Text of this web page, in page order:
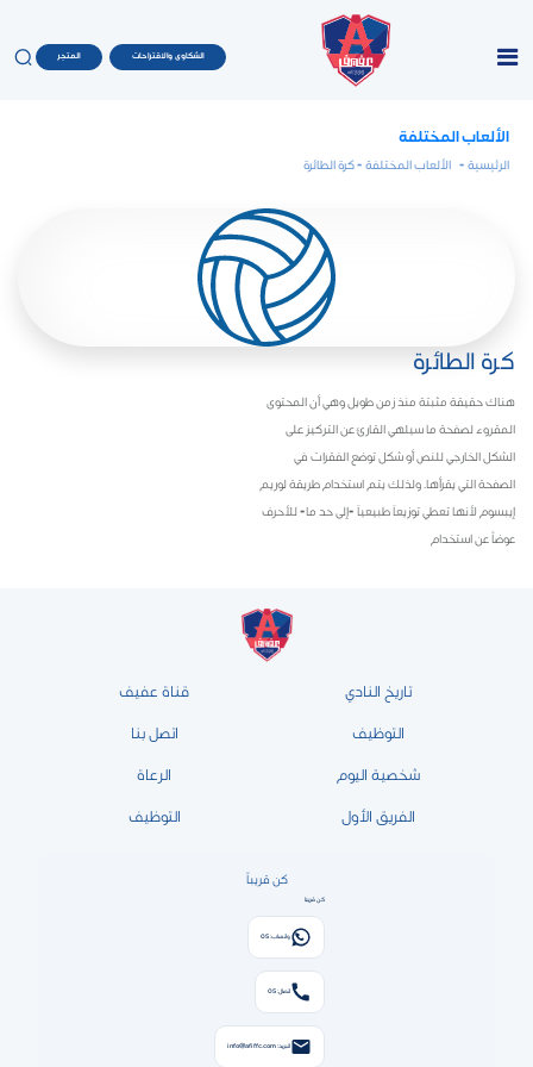
الشكاوى والاقتراحات المتجر
الألعاب المختلفة
الرئيسية - الألعاب المختلفة - كرة الطائرة
كرة الطائرة
هناك حقيقة مثبتة منذ زمن طويل وهي أن المحتوى
المقروء لصفحة ما سيلهي القارئ عن التركيز على
الشكل الخارجي للنص أو شكل توضع الفقرات في
الصفحة التي يقرأها. ولذلك يتم استخدام طريقة لوريم
إيبسوم لأنها تعطي توزيعاَ طبيعياَ -إلى حد ما- للأحرف
عوضاً عن استخدام
تاريخ النادي قناة عفيف
التوظيف اتصل بنا
شخصية اليوم الرعاة
الفريق الأول التوظيف
كن قريباً
كن قريبًا
واتساب: 05
اتصال: 05
البريد: info@afiffc.com